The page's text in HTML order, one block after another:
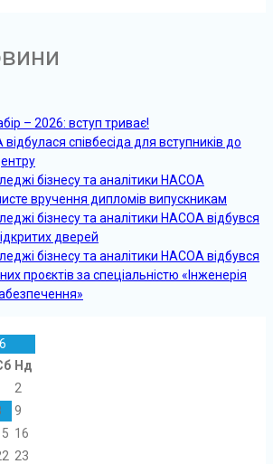
– 2026: вступ триває!
співбесіда для вступників до
бізнесу та аналітики НАСОА
вручення дипломів випускникам
бізнесу та аналітики НАСОА відбувся
дверей
бізнесу та аналітики НАСОА відбувся
проєктів за спеціальністю «Інженерія
Нд
2
9
16
23